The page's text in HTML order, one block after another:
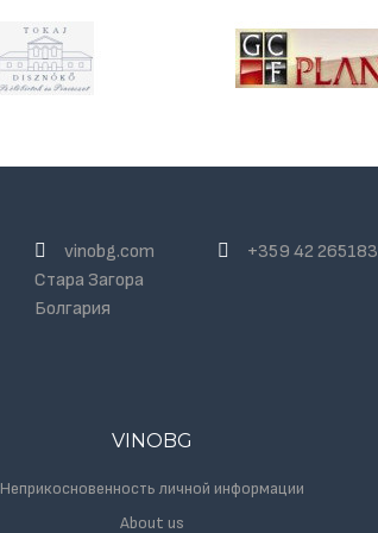
vinobg.com
Стара Загора
Болгария
+359 42 265183
VINOBG
Неприкосновенность личной информации
About us